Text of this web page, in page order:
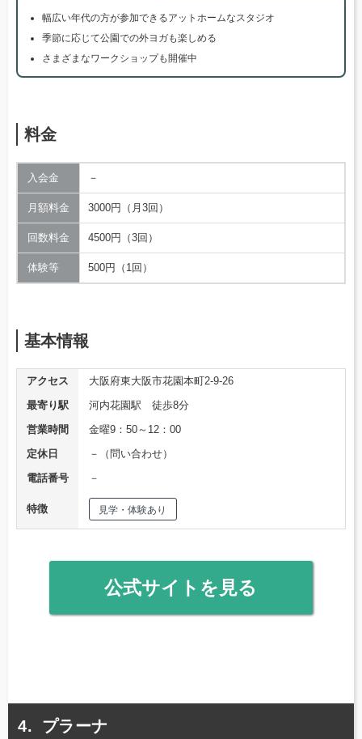
幅広い年代の方が参加できるアットホームなスタジオ
季節に応じて公園での外ヨガも楽しめる
さまざまなワークショップも開催中
料金
入会金 －
月額料金 3000円（月3回）
回数料金 4500円（3回）
体験等 500円（1回）
基本情報
アクセス
大阪府東大阪市花園本町2-9-26
最寄り駅
河内花園駅 徒歩8分
営業時間
金曜9：50～12：00
定休日
－（問い合わせ）
電話番号
－
特徴 見学・体験あり
公式サイトを見る
プラーナ